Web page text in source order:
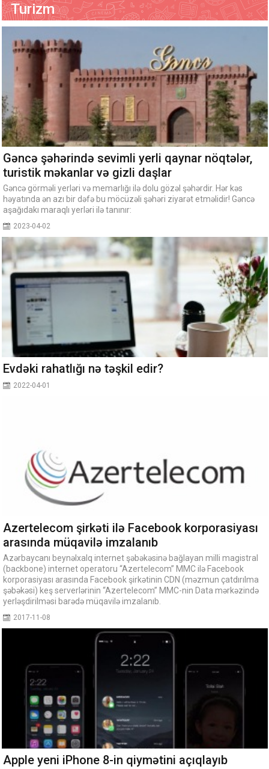
Turizm
Gəncə şəhərində sevimli yerli qaynar nöqtələr,
turistik məkanlar və gizli daşlar
Gəncə görməli yerləri və memarlığı ilə dolu gözəl şəhərdir. Hər kəs
həyatında ən azı bir dəfə bu möcüzəli şəhəri ziyarət etməlidir! Gəncə
aşağıdakı maraqlı yerləri ilə tanınır:
2023-04-02
Evdəki rahatlığı nə təşkil edir?
2022-04-01
Azertelecom şirkəti ilə Facebook korporasiyası
arasında müqavilə imzalanıb
Azərbaycanı beynəlxalq internet şəbəkəsinə bağlayan milli magistral
(backbone) internet operatoru “Azertelecom” MMC ilə Facebook
korporasiyası arasında Facebook şirkətinin CDN (məzmun çatdırılma
şəbəkəsi) keş serverlərinin “Azertelecom” MMC-nin Data mərkəzində
yerləşdirilməsi barədə müqavilə imzalanıb.
2017-11-08
Apple yeni iPhone 8-in qiymətini açıqlayıb